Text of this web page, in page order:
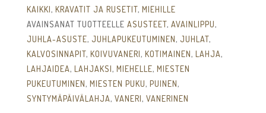
KAIKKI, KRAVATIT JA RUSETIT, MIEHILLE
AVAINSANAT TUOTTEELLE ASUSTEET, AVAINLIPPU,
JUHLA-ASUSTE, JUHLAPUKEUTUMINEN, JUHLAT,
KALVOSINNAPIT, KOIVUVANERI, KOTIMAINEN, LAHJA,
LAHJAIDEA, LAHJAKSI, MIEHELLE, MIESTEN
PUKEUTUMINEN, MIESTEN PUKU, PUINEN,
SYNTYMÄPÄIVÄLAHJA, VANERI, VANERINEN